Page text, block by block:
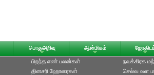
பொதுஅறிவு ஆன்மிகம்
பிறந்த எண் பலன்கள்
தினசரி ஹோரைகள்
நவக்கிரக
செல்வ வள